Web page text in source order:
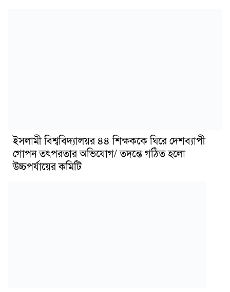
ইসলামী বিশ্ববিদ্যালয়র ৪৪ শিক্ষককে ঘিরে দেশব্যাপী
গোপন তৎপরতার অভিযোগ/ তদন্তে গঠিত হলো
উচ্চপর্যায়ের কমিটি